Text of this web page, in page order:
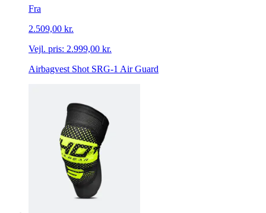
Fra
2.509,00 kr.
Vejl. pris: 2.999,00 kr.
Airbagvest Shot SRG-1 Air Guard